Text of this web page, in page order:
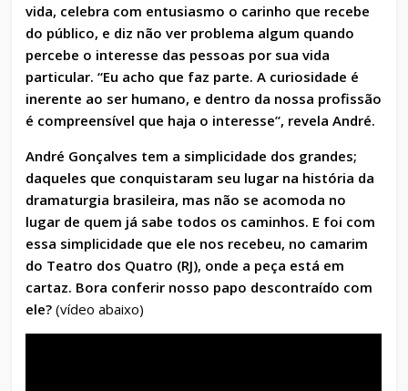
vida, celebra com entusiasmo o carinho que recebe
do público, e diz não ver problema algum quando
percebe o interesse das pessoas por sua vida
particular. “Eu acho que faz parte. A curiosidade é
inerente ao ser humano, e dentro da nossa profissão
é compreensível que haja o interesse”, revela André.
André Gonçalves tem a simplicidade dos grandes;
daqueles que conquistaram seu lugar na história da
dramaturgia brasileira, mas não se acomoda no
lugar de quem já sabe todos os caminhos. E foi com
essa simplicidade que ele nos recebeu, no camarim
do Teatro dos Quatro (RJ), onde a peça está em
cartaz. Bora conferir nosso papo descontraído com
ele?(vídeo abaixo)